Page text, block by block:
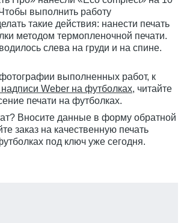
выполнить работу
такие действия: нанести печать
методом термопленочной печати.
слева на груди и на спине.
выполненных работ, к
надписи Weber на футболках, читайте
печати на футболках.
Вносите данные в форму обратной
заказ на качественную печать
под ключ уже сегодня.